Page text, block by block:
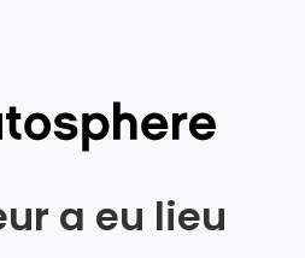
a eu lieu